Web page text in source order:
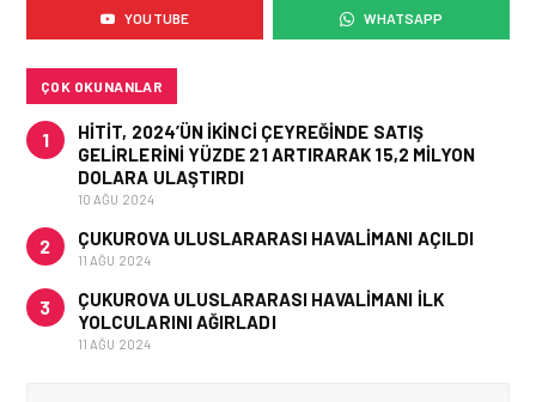
YILI İLK YARI FINANSAL
VE OPERASYONEL
YOUTUBE WHATSAPP
ÇOK OKUNANLAR
1
HITIT, 2024’ÜN IKINCI ÇEYREĞINDE SATIŞ
GELIRLERINI YÜZDE 21 ARTIRARAK 15,2 MILYON
DOLARA ULAŞTIRDI
10 AĞU 2024
2 ÇUKUROVA ULUSLARARASI HAVALIMANI AÇILDI
11 AĞU 2024
3
ÇUKUROVA ULUSLARARASI HAVALIMANI İLK
YOLCULARINI AĞIRLADI
11 AĞU 2024